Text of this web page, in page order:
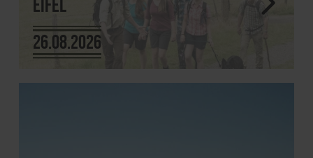
26.08.2026